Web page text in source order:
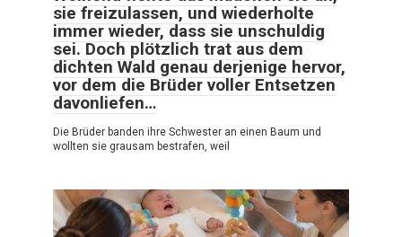
sie freizulassen, und wiederholte
immer wieder, dass sie unschuldig
sei. Doch plötzlich trat aus dem
dichten Wald genau derjenige hervor,
vor dem die Brüder voller Entsetzen
davonliefen…
Die Brüder banden ihre Schwester an einen Baum und
wollten sie grausam bestrafen, weil